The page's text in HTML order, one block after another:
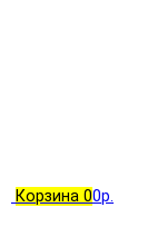
Корзина 00р.